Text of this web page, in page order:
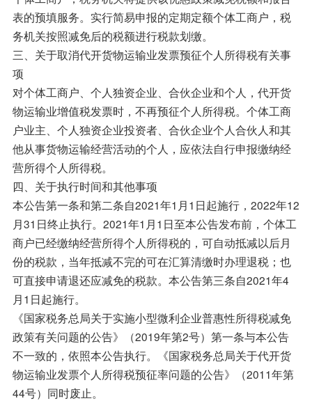
表的预填服务。实行简易申报的定期定额个体工商户，税
务机关按照减免后的税额进行税款划缴。
三、关于取消代开货物运输业发票预征个人所得税有关事
项
对个体工商户、个人独资企业、合伙企业和个人，代开货
物运输业增值税发票时，不再预征个人所得税。个体工商
户业主、个人独资企业投资者、合伙企业个人合伙人和其
他从事货物运输经营活动的个人，应依法自行申报缴纳经
营所得个人所得税。
四、关于执行时间和其他事项
本公告第一条和第二条自2021年1月1日起施行，2022年12
月31日终止执行。2021年1月1日至本公告发布前，个体工
商户已经缴纳经营所得个人所得税的，可自动抵减以后月
份的税款，当年抵减不完的可在汇算清缴时办理退税；也
可直接申请退还应减免的税款。本公告第三条自2021年4
月1日起施行。
《国家税务总局关于实施小型微利企业普惠性所得税减免
政策有关问题的公告》（2019年第2号）第一条与本公告
不一致的，依照本公告执行。《国家税务总局关于代开货
物运输业发票个人所得税预征率问题的公告》（2011年第
44号）同时废止。